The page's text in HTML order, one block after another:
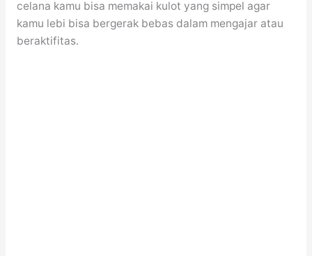
celana kamu bisa memakai kulot yang simpel agar
kamu lebi bisa bergerak bebas dalam mengajar atau
beraktifitas.